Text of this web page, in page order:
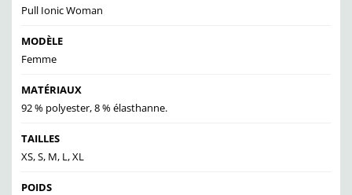
Pull Ionic Woman
MODÈLE
Femme
MATÉRIAUX
92 % polyester, 8 % élasthanne.
TAILLES
XS, S, M, L, XL
POIDS